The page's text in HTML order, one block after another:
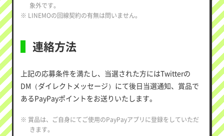
象外です。
※ LINEMOの回線契約の有無は問いません。
連絡方法
上記の応募条件を満たし、当選された方にはTwitterの
DM（ダイレクトメッセージ）にて後日当選通知、賞品で
あるPayPayポイントをお送りいたします。
※ 賞品は、ご自身にてご使用のPayPayアプリに登録をしていただ
きます。